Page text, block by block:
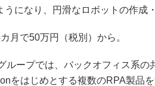
うになり、円滑なロボットの作成
月で50万円（税別）から。
ープでは、バックオフィス系の
をはじめとする複数のRPA製品